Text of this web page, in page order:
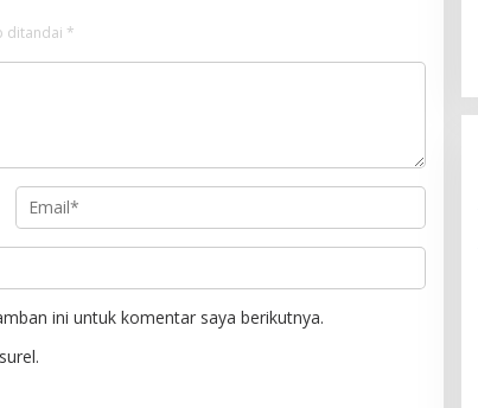
ditandai *
ini untuk komentar saya berikutnya.